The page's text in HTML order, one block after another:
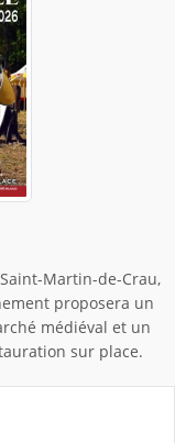
Martin-de-Crau,
proposera un
médiéval et un
sur place.